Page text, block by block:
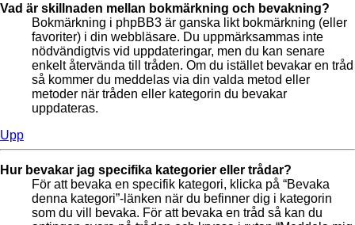
Vad är skillnaden mellan bokmärkning och bevakning?
Bokmärkning i phpBB3 är ganska likt bokmärkning (eller
favoriter) i din webbläsare. Du uppmärksammas inte
nödvändigtvis vid uppdateringar, men du kan senare
enkelt återvända till tråden. Om du istället bevakar en tråd
så kommer du meddelas via din valda metod eller
metoder när tråden eller kategorin du bevakar
uppdateras.
Upp
Hur bevakar jag specifika kategorier eller trådar?
För att bevaka en specifik kategori, klicka på “Bevaka
denna kategori”-länken när du befinner dig i kategorin
som du vill bevaka. För att bevaka en tråd så kan du